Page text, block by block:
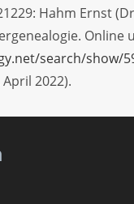
Hahm Ernst
Online
search/show/
2022).